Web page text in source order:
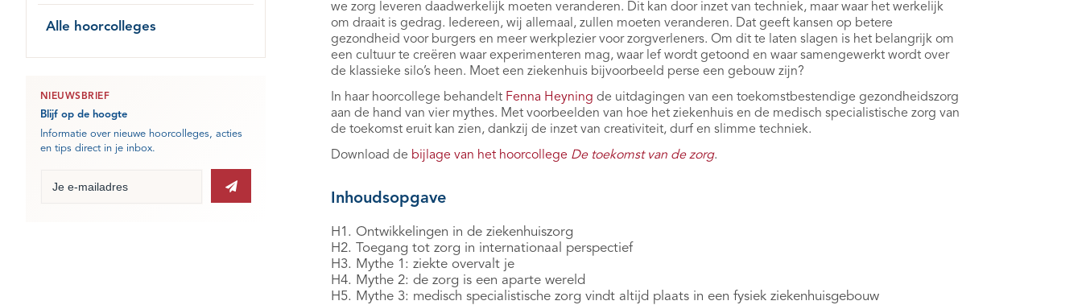
Alle hoorcolleges
NIEUWSBRIEF
Blijf op de hoogte
Informatie over nieuwe hoorcolleges, acties
en tips direct in je inbox.
we zorg leveren daadwerkelijk moeten veranderen. Dit kan door inzet van techniek, maar waar het werkelijk
om draait is gedrag. Iedereen, wij allemaal, zullen moeten veranderen. Dat geeft kansen op betere
gezondheid voor burgers en meer werkplezier voor zorgverleners. Om dit te laten slagen is het belangrijk om
een cultuur te creëren waar experimenteren mag, waar lef wordt getoond en waar samengewerkt wordt over
de klassieke silo’s heen. Moet een ziekenhuis bijvoorbeeld perse een gebouw zijn?
In haar hoorcollege behandelt Fenna Heyning de uitdagingen van een toekomstbestendige gezondheidszorg
aan de hand van vier mythes. Met voorbeelden van hoe het ziekenhuis en de medisch specialistische zorg van
de toekomst eruit kan zien, dankzij de inzet van creativiteit, durf en slimme techniek.
Download de bijlage van het hoorcollege De toekomst van de zorg.
Inhoudsopgave
H1. Ontwikkelingen in de ziekenhuiszorg
H2. Toegang tot zorg in internationaal perspectief
H3. Mythe 1: ziekte overvalt je
H4. Mythe 2: de zorg is een aparte wereld
H5. Mythe 3: medisch specialistische zorg vindt altijd plaats in een fysiek ziekenhuisgebouw